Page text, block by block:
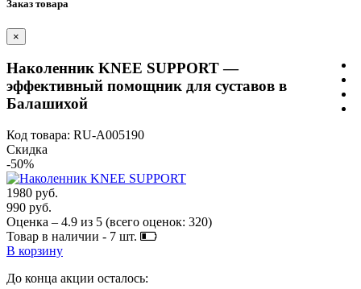
Заказ товара
×
Наколенник KNEE SUPPORT —
эффективный помощник для суставов в
Балашихой
Код товара: RU-A005190
Скидка
-50%
1980 руб.
990 руб.
Оценка – 4.9 из 5 (всего оценок: 320)
Товар в наличии - 7 шт.
В корзину
До конца акции осталось: